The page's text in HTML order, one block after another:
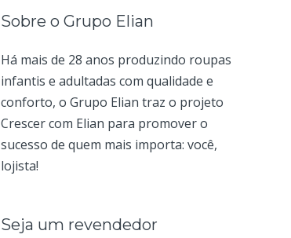
Sobre o Grupo Elian
Há mais de 28 anos produzindo roupas
infantis e adultadas com qualidade e
conforto, o Grupo Elian traz o projeto
Crescer com Elian para promover o
sucesso de quem mais importa: você,
lojista!
Seja um revendedor